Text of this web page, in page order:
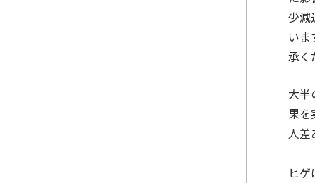
少減
いま
承く
大半
果
人差
ヒ